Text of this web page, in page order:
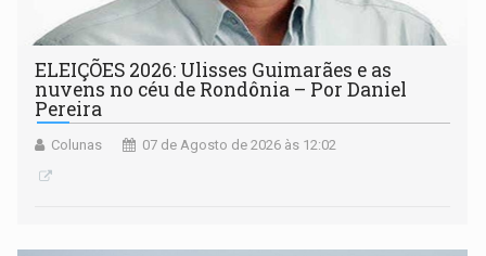
ELEIÇÕES 2026: Ulisses Guimarães e as
nuvens no céu de Rondônia – Por Daniel
Pereira
Colunas 07 de Agosto de 2026 às 12:02